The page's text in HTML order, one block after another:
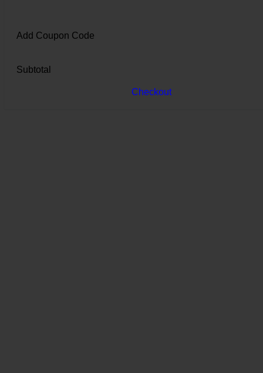
Add Coupon Code
Subtotal
Checkout